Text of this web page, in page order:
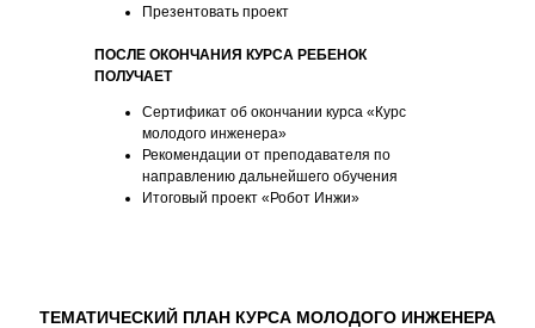
Презентовать проект
ПОСЛЕ ОКОНЧАНИЯ КУРСА РЕБЕНОК
ПОЛУЧАЕТ
Сертификат об окончании курса «Курс
молодого инженера»
Рекомендации от преподавателя по
направлению дальнейшего обучения
Итоговый проект «Робот Инжи»
ТЕМАТИЧЕСКИЙ ПЛАН КУРСА МОЛОДОГО ИНЖЕНЕРА